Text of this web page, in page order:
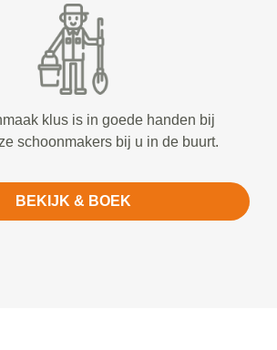
klus is in goede handen bij
schoonmakers bij u in de buurt.
BEKIJK & BOEK